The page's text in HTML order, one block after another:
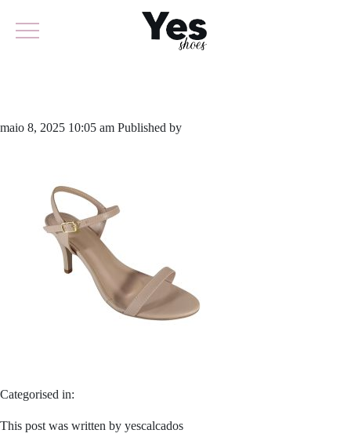
maio 8, 2025 10:05 am Published by
Categorised in:
This post was written by yescalcados